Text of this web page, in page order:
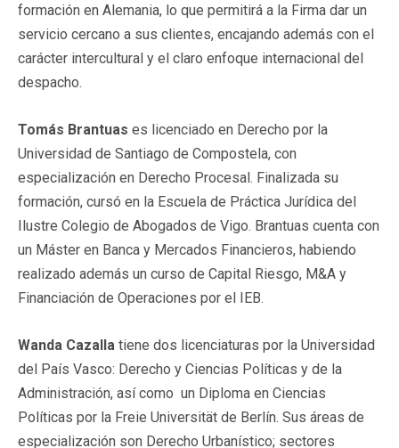
formación en Alemania, lo que permitirá a la Firma dar un
servicio cercano a sus clientes, encajando además con el
carácter intercultural y el claro enfoque internacional del
despacho.
Tomás Brantuas es licenciado en Derecho por la
Universidad de Santiago de Compostela, con
especialización en Derecho Procesal. Finalizada su
formación, cursó en la Escuela de Práctica Jurídica del
Ilustre Colegio de Abogados de Vigo. Brantuas cuenta con
un Máster en Banca y Mercados Financieros, habiendo
realizado además un curso de Capital Riesgo, M&A y
Financiación de Operaciones por el IEB.
Wanda Cazalla tiene dos licenciaturas por la Universidad
del País Vasco: Derecho y Ciencias Políticas y de la
Administración, así como un Diploma en Ciencias
Políticas por la Freie Universität de Berlín. Sus áreas de
especialización son Derecho Urbanístico; sectores